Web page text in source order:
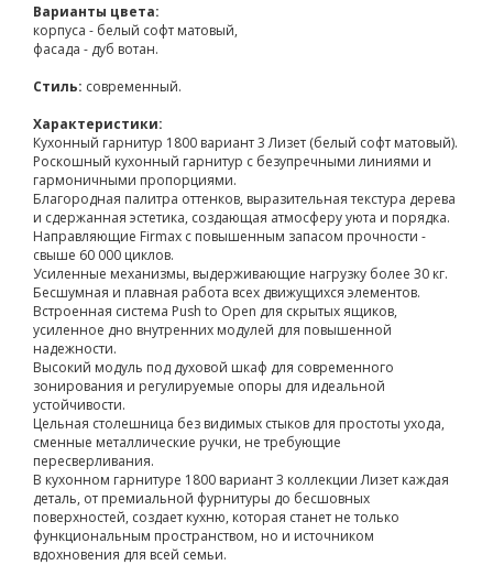
Варианты цвета:
корпуса - белый софт матовый,
фасада - дуб вотан.
Стиль: современный.
Характеристики:
Кухонный гарнитур 1800 вариант 3 Лизет (белый софт матовый).
Роскошный кухонный гарнитур с безупречными линиями и
гармоничными пропорциями.
Благородная палитра оттенков, выразительная текстура дерева
и сдержанная эстетика, создающая атмосферу уюта и порядка.
Направляющие Firmax с повышенным запасом прочности -
свыше 60 000 циклов.
Усиленные механизмы, выдерживающие нагрузку более 30 кг.
Бесшумная и плавная работа всех движущихся элементов.
Встроенная система Push to Open для скрытых ящиков,
усиленное дно внутренних модулей для повышенной
надежности.
Высокий модуль под духовой шкаф для современного
зонирования и регулируемые опоры для идеальной
устойчивости.
Цельная столешница без видимых стыков для простоты ухода,
сменные металлические ручки, не требующие
пересверливания.
В кухонном гарнитуре 1800 вариант 3 коллекции Лизет каждая
деталь, от премиальной фурнитуры до бесшовных
поверхностей, создает кухню, которая станет не только
функциональным пространством, но и источником
вдохновения для всей семьи.